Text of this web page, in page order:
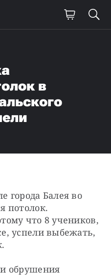
в
города Балея во
потолок.
что 8 учеников,
успели выбежать,
обрушения